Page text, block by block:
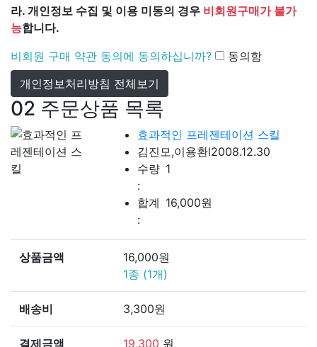
라. 개인정보 수집 및 이용 미동의 경우 비회원구매가 불가
능합니다.
비회원 구매 약관 동의에 동의하십니까?
동의함
개인정보처리방침 전체보기
02 주문상품 목록
효과적인 프레젠테이션 스킬
김진모,이용환l2008.12.30
수량
:
1
합계
:
16,000원
상품금액 16,000원
1종 (1개)
배송비 3,300원
결제금액 19,300 원